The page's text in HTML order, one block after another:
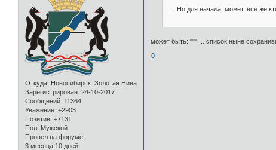
Откуда: Новосибирск. Золотая Нива
Зарегистрирован: 24-10-2017
Сообщений: 11364
Уважение: +2903
Позитив: +7131
Пол: Мужской
Провел на форуме:
3 месяца 10 дней
... Но для начала, может, всё же
может быть: """ ... список ныне
0